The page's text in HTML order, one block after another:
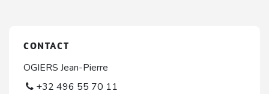
CONTACT
OGIERS Jean-Pierre
+32 496 55 70 11